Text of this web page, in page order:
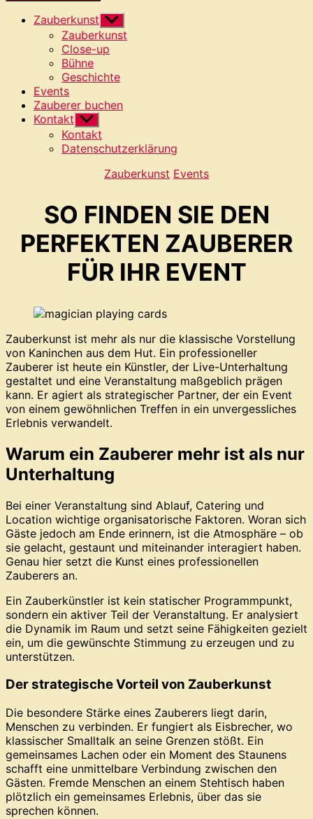
Zauberkunst Untermenü
anzeigen
Zauberkunst
Close-up
Bühne
Geschichte
Events
Zauberer buchen
Kontakt Untermenü
anzeigen
Kontakt
Datenschutzerklärung
Kategorien
Zauberkunst Events
SO FINDEN SIE DEN
PERFEKTEN ZAUBERER
FÜR IHR EVENT
Zauberkunst ist mehr als nur die klassische Vorstellung
von Kaninchen aus dem Hut. Ein professioneller
Zauberer ist heute ein Künstler, der Live-Unterhaltung
gestaltet und eine Veranstaltung maßgeblich prägen
kann. Er agiert als strategischer Partner, der ein Event
von einem gewöhnlichen Treffen in ein unvergessliches
Erlebnis verwandelt.
Warum ein Zauberer mehr ist als nur
Unterhaltung
Bei einer Veranstaltung sind Ablauf, Catering und
Location wichtige organisatorische Faktoren. Woran sich
Gäste jedoch am Ende erinnern, ist die Atmosphäre – ob
sie gelacht, gestaunt und miteinander interagiert haben.
Genau hier setzt die Kunst eines professionellen
Zauberers an.
Ein Zauberkünstler ist kein statischer Programmpunkt,
sondern ein aktiver Teil der Veranstaltung. Er analysiert
die Dynamik im Raum und setzt seine Fähigkeiten gezielt
ein, um die gewünschte Stimmung zu erzeugen und zu
unterstützen.
Der strategische Vorteil von Zauberkunst
Die besondere Stärke eines Zauberers liegt darin,
Menschen zu verbinden. Er fungiert als Eisbrecher, wo
klassischer Smalltalk an seine Grenzen stößt. Ein
gemeinsames Lachen oder ein Moment des Staunens
schafft eine unmittelbare Verbindung zwischen den
Gästen. Fremde Menschen an einem Stehtisch haben
plötzlich ein gemeinsames Erlebnis, über das sie
sprechen können.